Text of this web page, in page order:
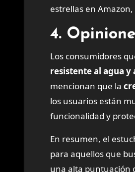
estrellas en
4.
Los consumidores
resistente al agua y
mencionan que la
los usuarios están
funcionalidad y
En resumen, el
para aquellos que
una alta puntuación